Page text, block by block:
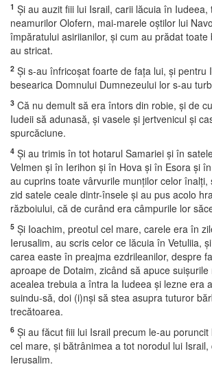
1 Şi au auzit fiii lui Israil, carii lăcuia în
neamurilor Olofern, mai-marele oştilor lui
împăratului asiriianilor, şi cum au prădat toate
au stricat.
2 Şi s-au înfricoşat foarte de faţa lui, şi pentru
besearica Domnului Dumnezeului lor s-au
3 Că nu demult să era întors din robie, şi de
Iudeii să adunasă, şi vasele şi jertvenicul şi
spurcăciune.
4 Şi au trimis în tot hotarul Samariei şi în
Velmen şi în Ierihon şi în Hova şi în Esora şi
au cuprins toate vârvurile munţilor celor înalţi,
zid satele ceale dintr-însele şi au pus acolo
războiului, că de curând era câmpurile lor
5 Şi Ioachim, preotul cel mare, carele era în
Ierusalim, au scris celor ce lăcuia în Vetuliia,
carea easte în preajma ezdrileanilor, despre
aproape de Dotaim, zicând să apuce suişurile
acealea trebuia a întra la Iudeea şi lezne era
suindu-să, doi (i)nşi să stea asupra tuturor
trecătoarea.
6 Şi au făcut fiii lui Israil precum le-au
cel mare, şi bătrânimea a tot norodul lui Israil,
Ierusalim.